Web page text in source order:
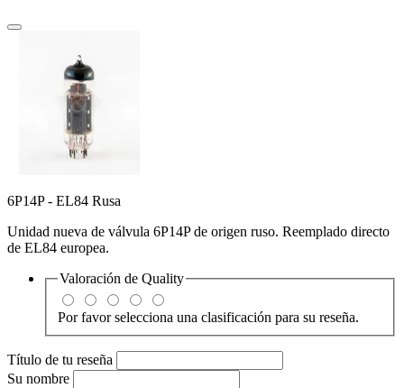
6P14P - EL84 Rusa
Unidad nueva de válvula 6P14P de origen ruso. Reemplado directo
de EL84 europea.
Valoración de Quality
Por favor selecciona una clasificación para su reseña.
Título de tu reseña
Su nombre